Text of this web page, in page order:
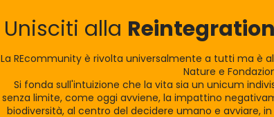
Unisciti alla
La REcommunity è rivolta universalmente a tutti ma è
Nature e
Si fonda sull'intuizione che la vita sia un unicum
senza limite, come oggi avviene, la impattino
biodiversità, al centro del decidere umano e avviare,